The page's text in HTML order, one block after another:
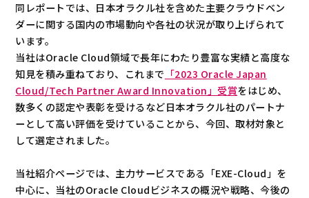
同レポートでは、日本オラクル社を含めた主要クラウドベン
ダーに関する国内の市場動向や各社の状況が取り上げられて
います。
当社はOracle Cloud領域で長年にわたり豊富な実績と高度な
知見を積み重ねており、これまで 「2023 Oracle Japan
Cloud/Tech Partner Award Innovation」受賞をはじめ、
数多くの認定や表彰を受けるなど日本オラクル社のパートナ
ーとして高い評価を受けていることから、今回、取材対象と
して選定されました。
当社紹介ページでは、主力サービスである「EXE-Cloud」を
中心に、当社のOracle Cloudビジネスの概況や戦略、今後の